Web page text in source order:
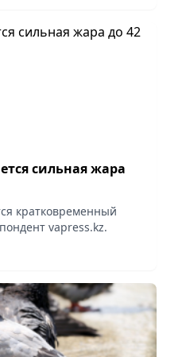
сильная жара
кратковременный
vapress.kz.